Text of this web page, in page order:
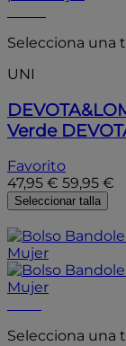
Selecciona una
UNI
Verde
Favorito
47,95 € 59,95 €
Seleccionar talla
Selecciona una